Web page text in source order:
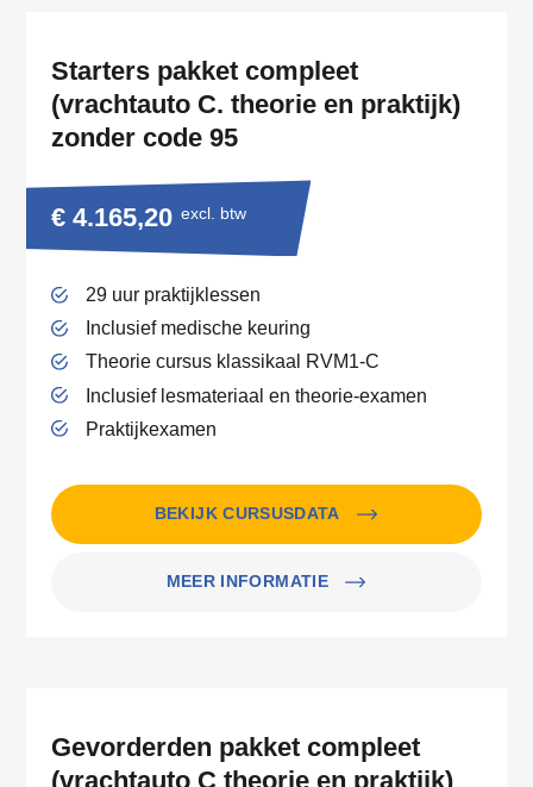
Starters pakket compleet
(vrachtauto C. theorie en praktijk)
zonder code 95
€ 4.165,20 excl. btw
29 uur praktijklessen
Inclusief medische keuring
Theorie cursus klassikaal RVM1-C
Inclusief lesmateriaal en theorie-examen
Praktijkexamen
BEKIJK CURSUSDATA
MEER INFORMATIE
Gevorderden pakket compleet
(vrachtauto C theorie en praktijk)